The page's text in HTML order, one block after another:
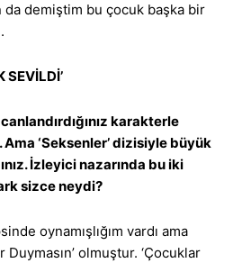
da demiştim bu çocuk başka bir
SEVİLDİ’
karakterle
‘Seksenler’ dizisiyle büyük
İzleyici nazarında bu iki
sizce neydi?
oynamışlığım vardı ama
olmuştur. ‘Çocuklar